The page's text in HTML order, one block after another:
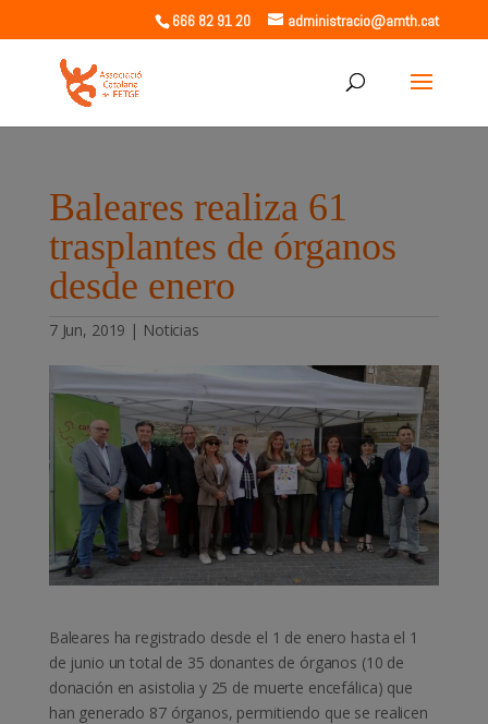
666 82 91 20 administracio@amth.cat
Baleares realiza 61
trasplantes de órganos
desde enero
7 Jun, 2019 | Noticias
Baleares ha registrado desde el 1 de enero hasta el 1
de junio un total de 35 donantes de órganos (10 de
donación en asistolia y 25 de muerte encefálica) que
han generado 87 órganos, permitiendo que se realicen